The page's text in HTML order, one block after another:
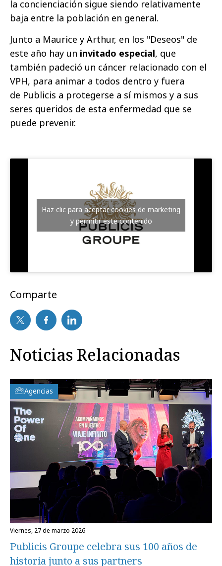
la concienciación sigue siendo relativamente
baja entre la población en general.
Junto a Maurice y Arthur, en los "Deseos" de
este año hay un invitado especial, que
también padeció un cáncer relacionado con el
VPH, para animar a todos dentro y fuera
de Publicis a protegerse a sí mismos y a sus
seres queridos de esta enfermedad que se
puede prevenir.
Haz clic para aceptar cookies de marketing
y permitir este contenido
Comparte
Noticias Relacionadas
Agencias
viernes, 27 de marzo 2026
Publicis Groupe celebra sus 100 años de
historia junto a sus partners